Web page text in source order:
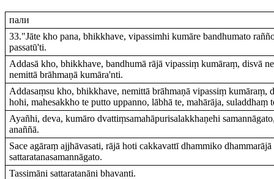
пали
33."Jāte kho pana, bhikkhave, vipassimhi kumāre bandhumato
passatū'ti.
Addasā kho, bhikkhave, bandhumā rājā vipassiṃ kumāraṃ, disvā
nemittā brāhmaṇā kumāra'nti.
Addasaṃsu kho, bhikkhave, nemittā brāhmaṇā vipassiṃ kumāraṃ,
hohi, mahesakkho te putto uppanno, lābhā te, mahārāja, suladdhaṃ
Ayañhi, deva, kumāro dvattiṃsamahāpurisalakkhaṇehi
anaññā.
Sace agāraṃ ajjhāvasati, rājā hoti cakkavattī dhammiko
sattaratanasamannāgato.
Tassimāni sattaratanāni bhavanti.